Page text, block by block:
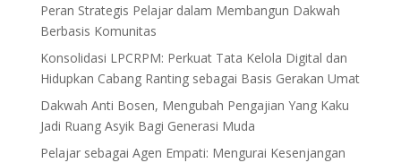
Peran Strategis Pelajar dalam Membangun Dakwah
Berbasis Komunitas
Konsolidasi LPCRPM: Perkuat Tata Kelola Digital dan
Hidupkan Cabang Ranting sebagai Basis Gerakan Umat
Dakwah Anti Bosen, Mengubah Pengajian Yang Kaku
Jadi Ruang Asyik Bagi Generasi Muda
Pelajar sebagai Agen Empati: Mengurai Kesenjangan